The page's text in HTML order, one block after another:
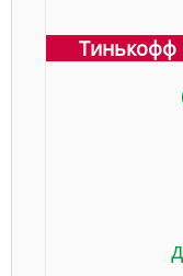
Тинькофф